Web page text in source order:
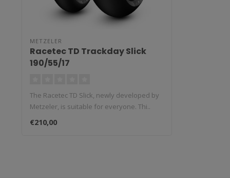
METZELER
Racetec TD Trackday Slick
190/55/17
The Racetec TD Slick, newly developed by
Metzeler, is suitable for everyone. Thi..
€210,00